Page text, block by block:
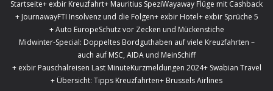
Startseite+ exbir Kreuzfahrt+ Mauritius SpeziWayaway Flüge mit Cashback
+ JournawayFTI Insolvenz und die Folgen+ exbir Hotel+ exbir Sprüche 5
+ Auto EuropeSchutz vor Zecken und Mückenstiche
Midwinter-Special: Doppeltes Bordguthaben auf viele Kreuzfahrten –
auch auf MSC, AIDA und MeinSchiff
+ exbir Pauschalreisen Last MinuteKurzmeldungen 2024+ Swabian Travel
+ Übersicht: Tipps Kreuzfahrten+ Brussels Airlines